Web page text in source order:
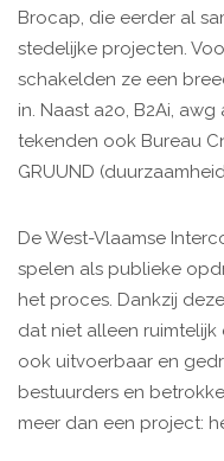
Brocap, die eerder al
stedelijke projecten.
schakelden ze een
in. Naast a2o, B2Ai,
tekenden ook Bureau
GRUUND
De West-Vlaamse
spelen als publieke
het proces. Dankzij
dat niet alleen
ook uitvoerbaar en
bestuurders en
meer dan een project: